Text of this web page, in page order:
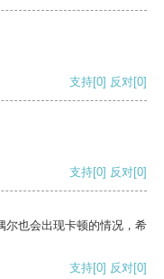
支持[0] 反对[0]
支持[0] 反对[0]
尔也会出现卡顿的情况，希
支持[0] 反对[0]